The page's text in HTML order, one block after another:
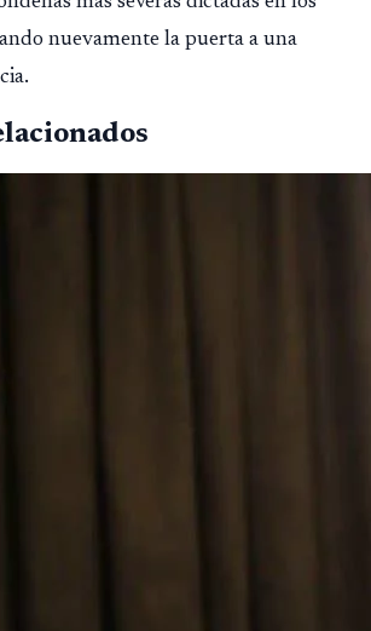
nuevamente la puerta a una